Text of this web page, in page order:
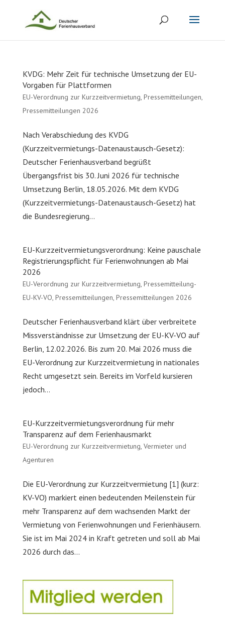
KVDG: Mehr Zeit für technische Umsetzung der EU-
Vorgaben für Plattformen
EU-Verordnung zur Kurzzeitvermietung, Pressemitteilungen,
Pressemitteilungen 2026
Nach Verabschiedung des KVDG
(Kurzzeitvermietungs-Datenaustausch-Gesetz):
Deutscher Ferienhausverband begrüßt
Übergangsfrist bis 30. Juni 2026 für technische
Umsetzung Berlin, 18.05.2026. Mit dem KVDG
(Kurzzeitvermietungs-Datenaustausch-Gesetz) hat
die Bundesregierung...
EU-Kurzzeitvermietungsverordnung: Keine pauschale
Registrierungspflicht für Ferienwohnungen ab Mai
2026
EU-Verordnung zur Kurzzeitvermietung, Pressemitteilung-
EU-KV-VO, Pressemitteilungen, Pressemitteilungen 2026
Deutscher Ferienhausverband klärt über verbreitete
Missverständnisse zur Umsetzung der EU-KV-VO auf
Berlin, 12.02.2026. Bis zum 20. Mai 2026 muss die
EU-Verordnung zur Kurzzeitvermietung in nationales
Recht umgesetzt sein. Bereits im Vorfeld kursieren
jedoch...
EU-Kurzzeitvermietungsverordnung für mehr
Transparenz auf dem Ferienhausmarkt
EU-Verordnung zur Kurzzeitvermietung, Vermieter und
Agenturen
Die EU-Verordnung zur Kurzzeitvermietung [1] (kurz:
KV-VO) markiert einen bedeutenden Meilenstein für
mehr Transparenz auf dem wachsenden Markt der
Vermietung von Ferienwohnungen und Ferienhäusern.
Sie ist im Mai 2024 in Kraft getreten und soll ab Mai
2026 durch das...